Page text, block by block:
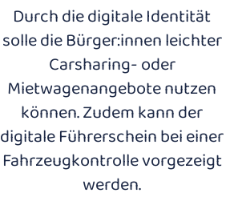
Durch die digitale Identität
solle die Bürger:innen leichter
Carsharing- oder
Mietwagenangebote nutzen
können. Zudem kann der
digitale Führerschein bei einer
Fahrzeugkontrolle vorgezeigt
werden.